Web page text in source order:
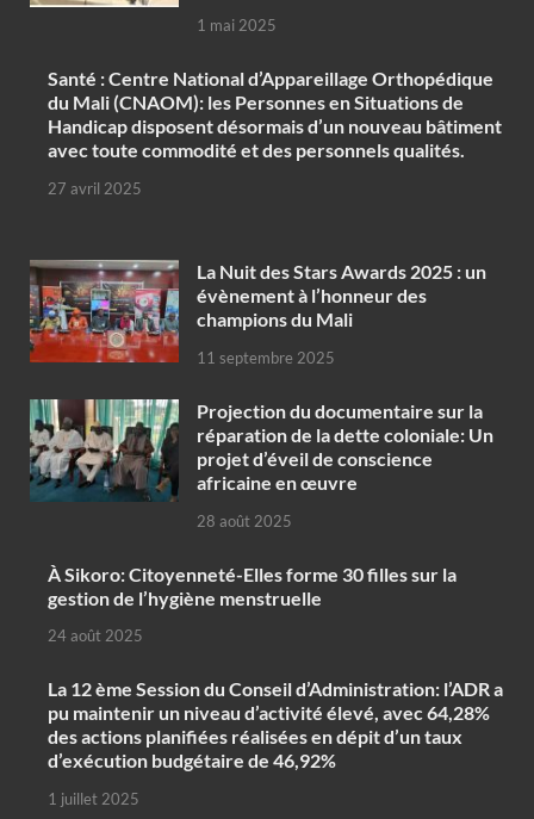
1 mai 2025
Santé : Centre National d’Appareillage Orthopédique
du Mali (CNAOM): les Personnes en Situations de
Handicap disposent désormais d’un nouveau bâtiment
avec toute commodité et des personnels qualités.
27 avril 2025
‎La Nuit des Stars Awards 2025 : un
évènement à l’honneur des
champions du Mali
11 septembre 2025
Projection du documentaire sur la
réparation de la dette coloniale: Un
projet d’éveil de conscience
africaine en œuvre‎
28 août 2025
À Sikoro: Citoyenneté-Elles forme 30 filles sur la
gestion de l’hygiène menstruelle
24 août 2025
La 12 ème Session du Conseil d’Administration: l’ADR a
pu maintenir un niveau d’activité élevé, avec 64,28%
des actions planifiées réalisées en dépit d’un taux
d’exécution budgétaire de 46,92%
1 juillet 2025